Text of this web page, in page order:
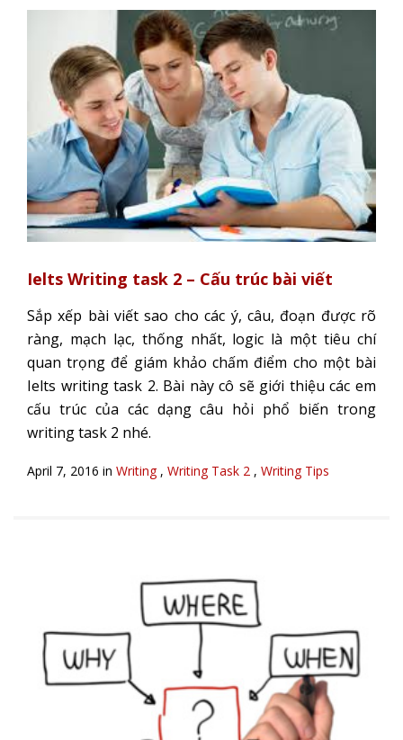
Ielts Writing task 2 – Cấu trúc bài viết
Sắp xếp bài viết sao cho các ý, câu, đoạn được rõ
ràng, mạch lạc, thống nhất, logic là một tiêu chí
quan trọng để giám khảo chấm điểm cho một bài
Ielts writing task 2. Bài này cô sẽ giới thiệu các em
cấu trúc của các dạng câu hỏi phổ biến trong
writing task 2 nhé.
April 7, 2016 in Writing, Writing Task 2 , Writing Tips